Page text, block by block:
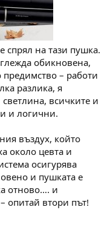
спрял на тази пушка.
обикновена,
– работи
разлика, я
всичките и
и логични.
въздух, който
около цевта и
осигурява
и пушката е
отново…. и
опитай втори път!